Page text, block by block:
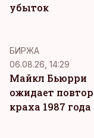
убыток
БИРЖА
06.08.26, 14:29
Майкл Бьюрри
ожидает
краха 1987 года